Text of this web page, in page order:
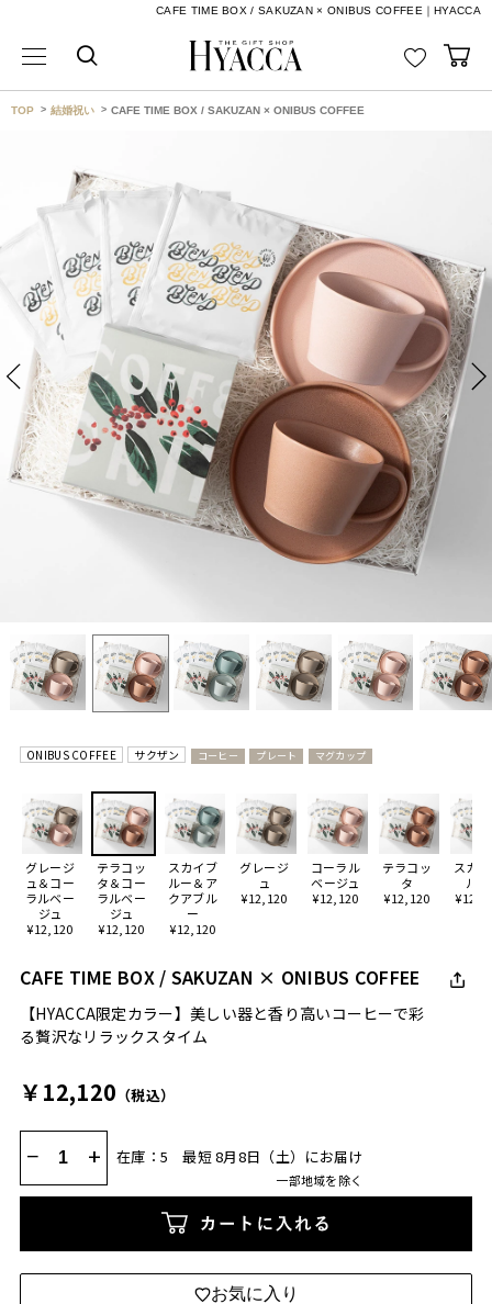
CAFE TIME BOX / SAKUZAN × ONIBUS COFFEE｜HYACCA
TOP 結婚祝い CAFE TIME BOX / SAKUZAN × ONIBUS COFFEE
ONIBUS COFFEE サクザン コーヒー プレート マグカップ
グレージ
ュ＆コー
ラルベー
ジュ
¥12,120
テラコッ
タ＆コー
ラルベー
ジュ
¥12,120
スカイブ
ルー＆ア
クアブル
ー
¥12,120
グレージ
ュ
¥12,120
コーラル
ベージュ
¥12,120
テラコッ
タ
¥12,120
スカ
ルー
CAFE TIME BOX / SAKUZAN × ONIBUS COFFEE
【HYACCA限定カラー】美しい器と香り高いコーヒーで彩
る贅沢なリラックスタイム
￥12,120 （税込）
− + 在庫：5 最短 8月8日（土）にお届け
一部地域を除く
カートに入れる
お気に入り